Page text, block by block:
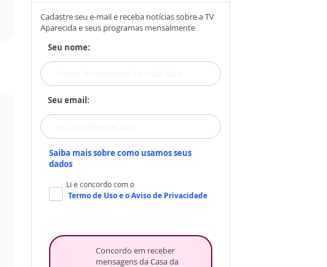
Cadastre seu e-mail e receba notícias sobre a TV
Aparecida e seus programas mensalmente
Seu nome:
Seu email:
Saiba mais sobre como usamos seus
dados
Li e concordo com o
Termo de Usoe oAviso de Privacidade
Concordo em receber
mensagens da Casa da